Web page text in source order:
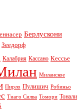
Берлускони
Зеедорф
Калабрия Кассано Кессье
Миланское
Пирло Пулишич Робиньо
Тиаго Силва Томори Тонали